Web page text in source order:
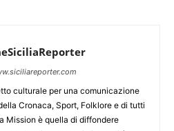
culturale per una comunicazione
Cronaca, Sport, Folklore e di tutti
Mission è quella di diffondere